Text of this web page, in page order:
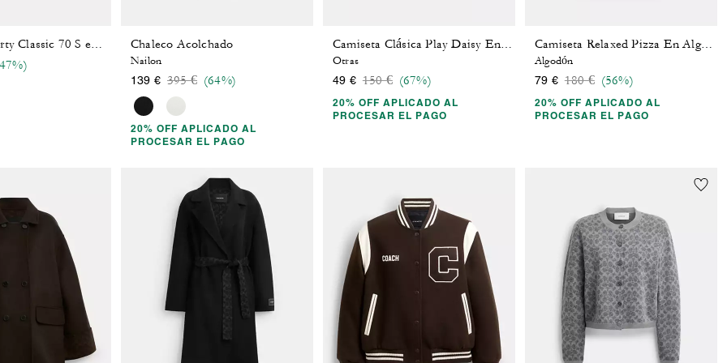
from
Chaleco Acolchado
Nailon
139 € Price reduced from
395 €to(64%)
20% OFF APLICADO AL
PROCESAR EL PAGO
Otras
49 € Price reduced from
150 €to(67%)
20% OFF APLICADO AL
PROCESAR EL PAGO
Camiseta Relaxed Pizza En Algodón Orgánico
Algodón
79 € Price reduced from
180 €to(56%)
20% OFF APLICADO AL
PROCESAR EL PAGO